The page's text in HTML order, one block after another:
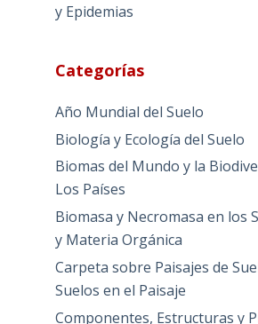
y Epidemias
Categorías
Año Mundial del Suelo
Biología y Ecología del Suelo
Biomas del Mundo y la
Los Países
Biomasa y Necromasa en los
y Materia Orgánica
Carpeta sobre Paisajes de
Suelos en el Paisaje
Componentes, Estructuras y